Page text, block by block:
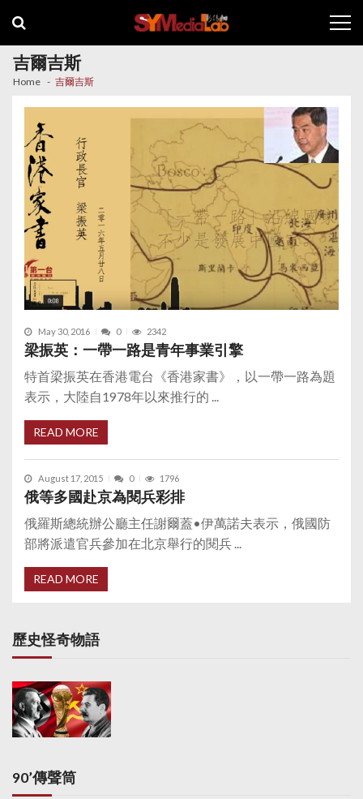
navigation
content
吉爾吉斯
Home 吉爾吉斯
May 30, 2016 0 2342
梁振英：一帶一路是青年事業引擎
特首梁振英在香港電台《香港家書》，以一帶一路為題
表示，大陸自1978年以來推行的 ...
READ MORE
August 17, 2015 0 1796
俄等多國赴京為閱兵彩排
俄羅斯總統辦公廳主任謝爾蓋•伊萬諾夫表示，俄國防
部將派遣官兵參加在北京舉行的閱兵 ...
READ MORE
歷史怪奇物語
90’傳聲筒